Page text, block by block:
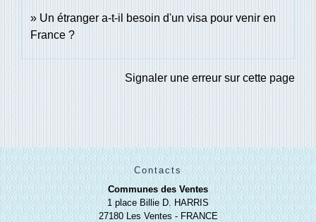
Un étranger a-t-il besoin d'un visa pour venir en
France ?
Signaler une erreur sur cette page
Contacts
Communes des Ventes
1 place Billie D. HARRIS
27180 Les Ventes - FRANCE